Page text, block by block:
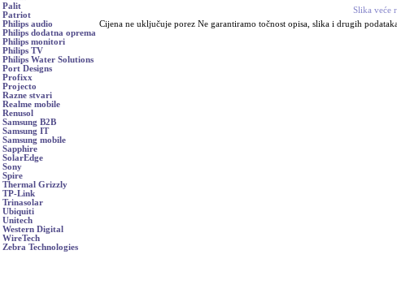
Palit
Patriot
Philips audio
Philips dodatna oprema
Philips monitori
Philips TV
Philips Water Solutions
Port Designs
Profixx
Projecto
Razne stvari
Realme mobile
Renusol
Samsung B2B
Samsung IT
Samsung mobile
Sapphire
SolarEdge
Sony
Spire
Thermal Grizzly
TP-Link
Trinasolar
Ubiquiti
Unitech
Western Digital
WireTech
Zebra Technologies
Slika veće
Cijena ne uključuje porez Ne garantiramo točnost opisa, slika i drugih